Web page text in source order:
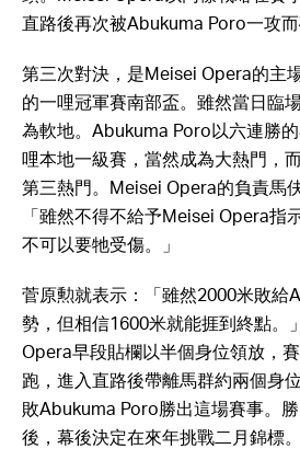
直路後再次被Abukuma Poro一攻而
第三次對決，是Meisei Opera的
的一哩冠軍賽南部盃。雖然當日臨
為軟地。Abukuma Poro以六連勝
哩本地一級賽，當然成為大熱門，
第三熱門。Meisei Opera的負責馬
「雖然不得不給予Meisei Opera指
不可以要牠受傷。」
菅原勲就表示：「雖然2000米敗給
勢，但相信1600米就能捱到終點。
Opera早段貼欄以半個身位領放，
跑，進入直路後帶離馬群約兩個身
敗Abukuma Poro勝出這場賽事。
後，幕後決定在來年挑戰二月錦標